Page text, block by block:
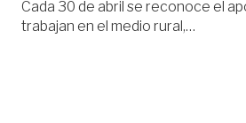
Cada 30 de abril se reconoce el
trabajan en el medio rural,…